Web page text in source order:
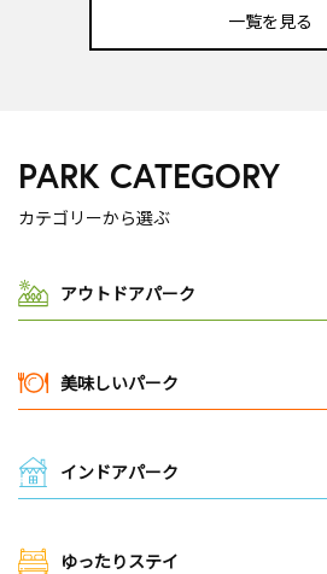
一覧を見る
PARK CATEGORY
カテゴリーから選ぶ
アウトドアパーク
美味しいパーク
インドアパーク
ゆったりステイ